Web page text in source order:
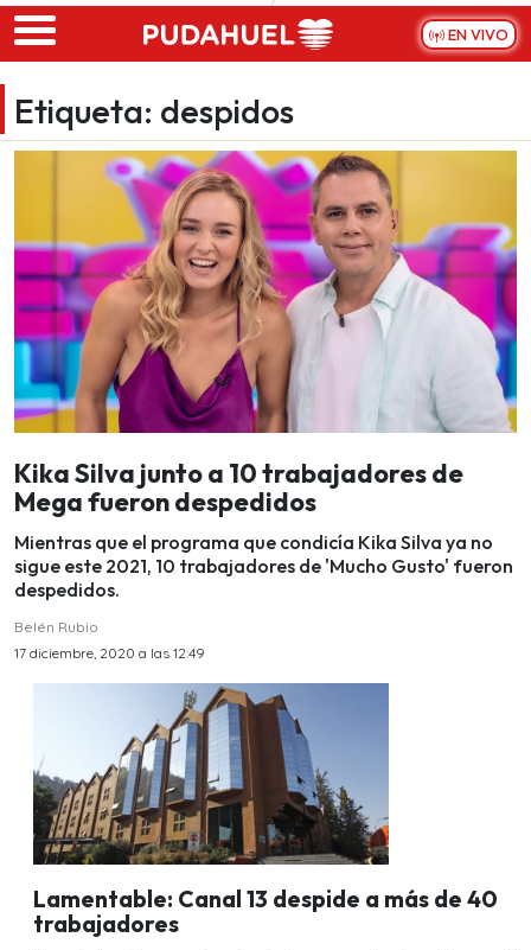
Skip to main content
EN VIVO
Etiqueta: despidos
Kika Silva junto a 10 trabajadores de
Mega fueron despedidos
Mientras que el programa que condicía Kika Silva ya no
sigue este 2021, 10 trabajadores de 'Mucho Gusto' fueron
despedidos.
Belén Rubio
17 diciembre, 2020 a las 12:49
Lamentable: Canal 13 despide a más de 40
trabajadores